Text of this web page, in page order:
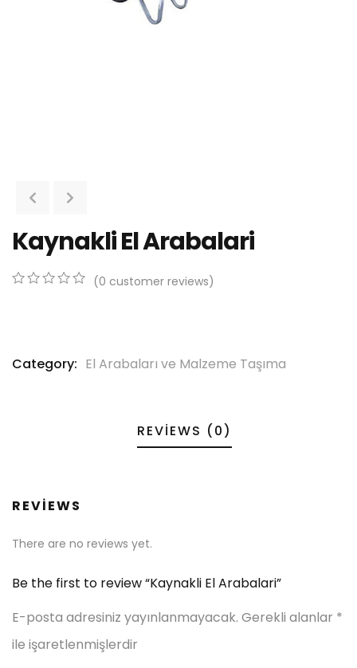
Kaynakli El Arabalari
customer
(0 customer reviews)
Category: El Arabaları ve Malzeme Taşıma
REVIEWS (0)
REVIEWS
There are no reviews yet.
Be the first to review “Kaynakli El Arabalari”
E-posta adresiniz yayınlanmayacak. Gerekli alanlar *
ile işaretlenmişlerdir